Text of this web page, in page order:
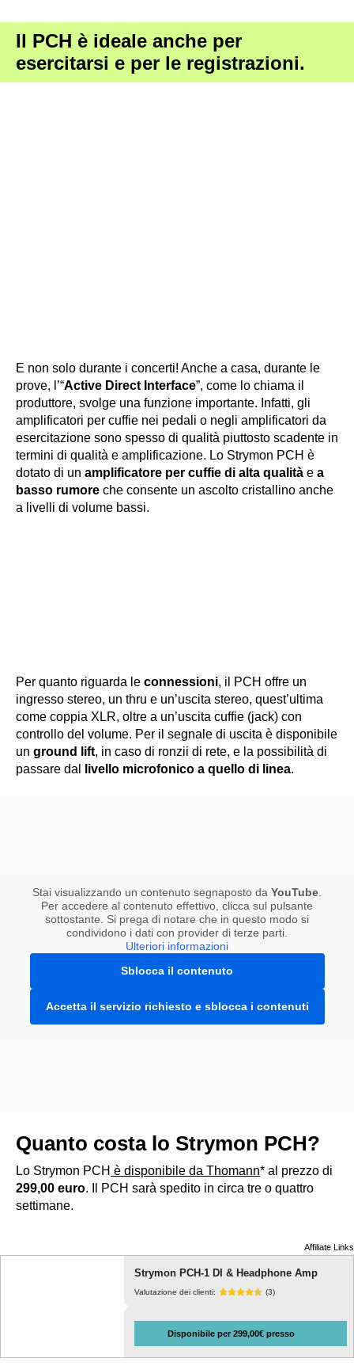
Il PCH è ideale anche per
esercitarsi e per le registrazioni.
E non solo durante i concerti! Anche a casa, durante le
prove, l’“Active Direct Interface”, come lo chiama il
produttore, svolge una funzione importante. Infatti, gli
amplificatori per cuffie nei pedali o negli amplificatori da
esercitazione sono spesso di qualità piuttosto scadente in
termini di qualità e amplificazione. Lo Strymon PCH è
dotato di un amplificatore per cuffie di alta qualità e a
basso rumore che consente un ascolto cristallino anche
a livelli di volume bassi.
Per quanto riguarda le connessioni, il PCH offre un
ingresso stereo, un thru e un’uscita stereo, quest’ultima
come coppia XLR, oltre a un’uscita cuffie (jack) con
controllo del volume. Per il segnale di uscita è disponibile
un ground lift, in caso di ronzii di rete, e la possibilità di
passare dal
livello microfonico a quello di linea.
Stai visualizzando un contenuto segnaposto da YouTube
Per accedere al contenuto effettivo, clicca sul pulsante
sottostante. Si prega di notare che in questo modo si
condividono i dati con provider di terze parti.
Ulteriori informazioni
Sblocca il contenuto
Accetta il servizio richiesto e sblocca i contenuti
Quanto costa lo Strymon PCH?
Lo Strymon PCH è disponibile da Thomann* al prezzo di
299,00 euro. Il PCH sarà spedito in circa tre o quattro
settimane.
Affiliate Links
Strymon PCH-1 DI & Headphone Amp
Valutazione dei clienti: (3)
Disponibile per 299,00€ presso